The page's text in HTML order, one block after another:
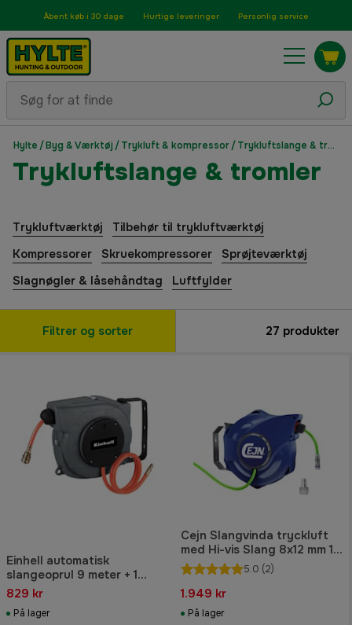
Åbent køb i 30 dage Hurtige leveringer Personlig service
Hylte /Byg & Værktøj /Trykluft & kompressor/ Trykluftslange & tromler
Trykluftslange & tromler
Trykluftværktøj
Tilbehør til trykluftværktøj
Kompressorer
Skruekompressorer
Sprøjteværktøj
Slagnøgler & låsehåndtag
Luftfylder
Filtrer og sorter 27 produkter
Einhell automatisk
slangeoprul 9 meter + 1
meter tilslutningsslange
829 kr
På lager
Cejn Slangvinda tryckluft
med Hi-vis Slang 8x12 mm 10
meter eSafe 320
5.0 (2)
1.949 kr
På lager